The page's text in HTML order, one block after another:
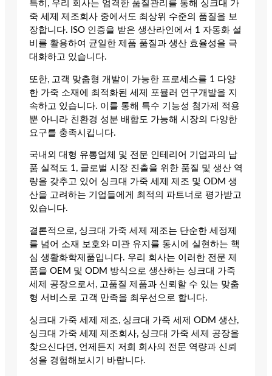
특히, 우리 회사는 엄격한 품질관리를 통해 싱크대 가
죽 세제 제조회사 중에서도 최상위 수준의 품질을 보
장합니다. ISO 인증을 받은 생산라인에서 1 자동화 설
비를 활용하여 균일한 제품 품질과 생산 효율성을 극
대화하고 있습니다.
또한, 고객 맞춤형 개발이 가능한 프로세스를 1 다양
한 가죽 소재에 최적화된 세제 포뮬러 연구개발을 지
속하고 있습니다. 이를 통해 특수 기능성 첨가제 적용
뿐 아니라 친환경 성분 배합도 가능해 시장의 다양한
요구를 충족시킵니다.
국내외 대형 유통업체 및 전문 인테리어 기업과의 납
품 실적도 1, 글로벌 시장 진출을 위한 품질 및 생산 역
량을 갖추고 있어 싱크대 가죽 세제 제조 및 ODM 생
산을 고려하는 기업들에게 최적의 파트너로 평가받고
있습니다.
결론적으로, 싱크대 가죽 세제 제조는 단순한 세정제
를 넘어 소재 보호와 미관 유지를 동시에 실현하는 핵
심 생활화학제품입니다. 우리 회사는 이러한 전문 제
품을 OEM 및 ODM 방식으로 생산하는 싱크대 가죽
세제 공장으로서, 고품질 제품과 신뢰할 수 있는 맞춤
형 서비스로 고객 만족을 최우선으로 합니다.
싱크대 가죽 세제 제조, 싱크대 가죽 세제 ODM 생산,
싱크대 가죽 세제 제조회사, 싱크대 가죽 세제 공장을
찾으신다면, 언제든지 저희 회사의 전문 역량과 신뢰
성을 경험해보시기 바랍니다.